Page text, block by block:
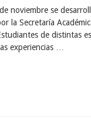
noviembre se
la Secretaría
de distintas
experiencias …